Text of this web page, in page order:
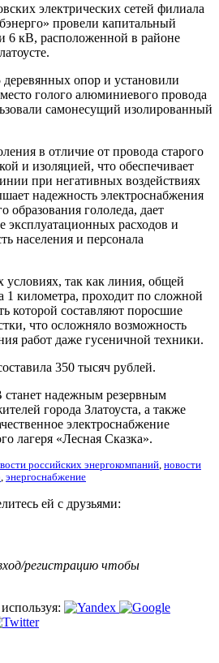
электрических сетей филиала
провели капитальный
6 кВ, расположенной в районе
опор и установили
голого алюминиевого провода
самонесущий изолированный
в отличие от провода старого
и изоляцией, что обеспечивает
при негативных воздействиях
надежность электроснабжения
образования гололеда, дает
эксплуатационных расходов и
населения и персонала
условиях, так как линия, общей
1 километра, проходит по сложной
которой составляют поросшие
что осложняло возможность
работ даже гусеничной техники.
350 тысяч рублей.
надежным резервным
города Златоуста, а также
электроснабжение
лагеря «Лесная Сказка».
российских энергокомпаний, новости
, энергоснабжение
ей с друзьями:
регистрацию чтобы